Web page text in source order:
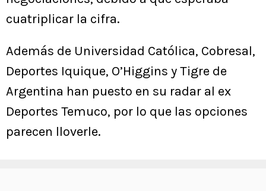
cuatriplicar la cifra.
Además de Universidad Católica, Cobresal,
Deportes Iquique, O’Higgins y Tigre de
Argentina han puesto en su radar al ex
Deportes Temuco, por lo que las opciones
parecen lloverle.